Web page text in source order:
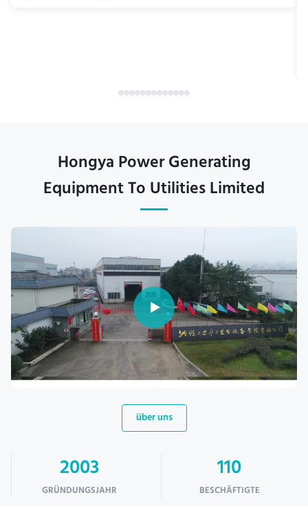
Hongya Power Generating
Equipment To Utilities Limited
über uns
2003
GRÜNDUNGSJAHR
110
BESCHÄFTIGTE